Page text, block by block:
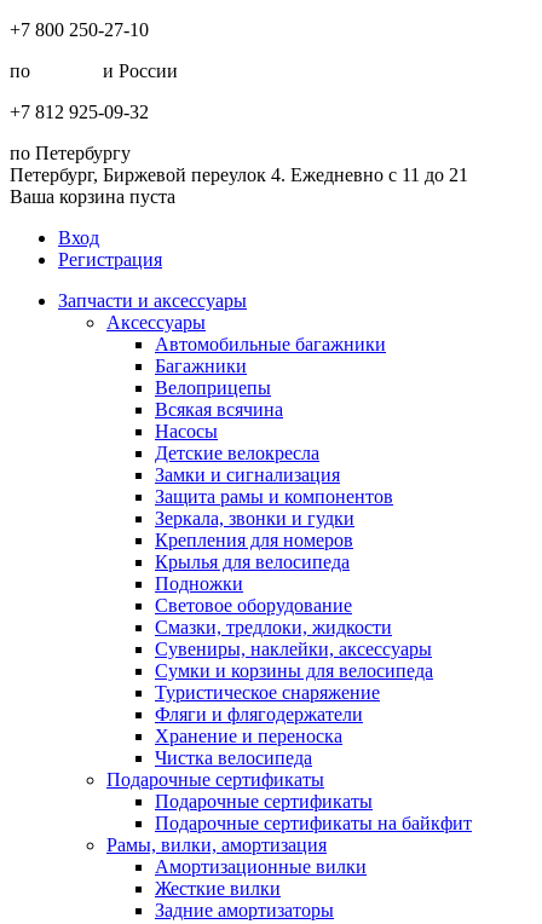
+7 800 250-27-10
по
и России
+7 812 925-09-32
по Петербургу
Петербург, Биржевой переулок 4. Ежедневно с 11 до 21
Ваша корзина пуста
Вход
Регистрация
Запчасти и аксессуары
Аксессуары
Автомобильные багажники
Багажники
Велоприцепы
Всякая всячина
Насосы
Детские велокресла
Замки и сигнализация
Защита рамы и компонентов
Зеркала, звонки и гудки
Крепления для номеров
Крылья для велосипеда
Подножки
Световое оборудование
Смазки, тредлоки, жидкости
Сувениры, наклейки, аксессуары
Сумки и корзины для велосипеда
Туристическое снаряжение
Фляги и флягодержатели
Хранение и переноска
Чистка велосипеда
Подарочные сертификаты
Подарочные сертификаты
Подарочные сертификаты на байкфит
Рамы, вилки, амортизация
Амортизационные вилки
Жесткие вилки
Задние амортизаторы